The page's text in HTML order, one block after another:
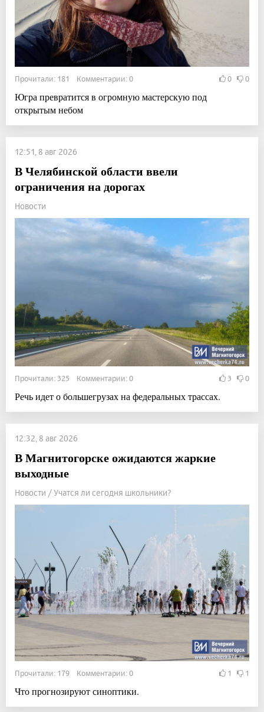
Прочитали: 181 Комментарии: 0 0 0
Югра превратится в огромную мастерскую под
открытым небом
12:51, 8 авг 2026
В Челябинской области ввели
ограничения на дорогах
Новости
Прочитали: 325 Комментарии: 0 3 0
Речь идет о большегрузах на федеральных трассах.
12:32, 8 авг 2026
В Магнитогорске ожидаются жаркие
выходные
Новости / Учатся ли сегодня школьники?
Прочитали: 179 Комментарии: 0 1 1
Что прогнозируют синоптики.